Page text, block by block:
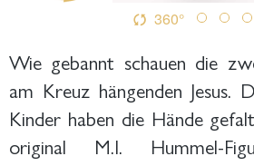
360°
Wie gebannt schauen die
am Kreuz hängenden Jesus.
Kinder haben die Hände
original M.I. Hummel-